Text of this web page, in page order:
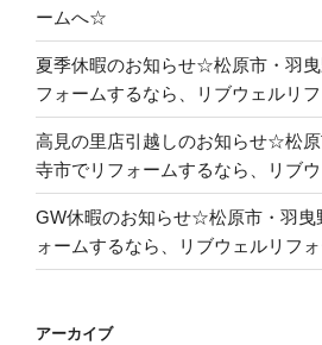
ームへ☆
夏季休暇のお知らせ☆松原市・羽
フォームするなら、リブウェルリ
高見の里店引越しのお知らせ☆松
寺市でリフォームするなら、リブ
GW休暇のお知らせ☆松原市・羽曳
ォームするなら、リブウェルリフ
アーカイブ